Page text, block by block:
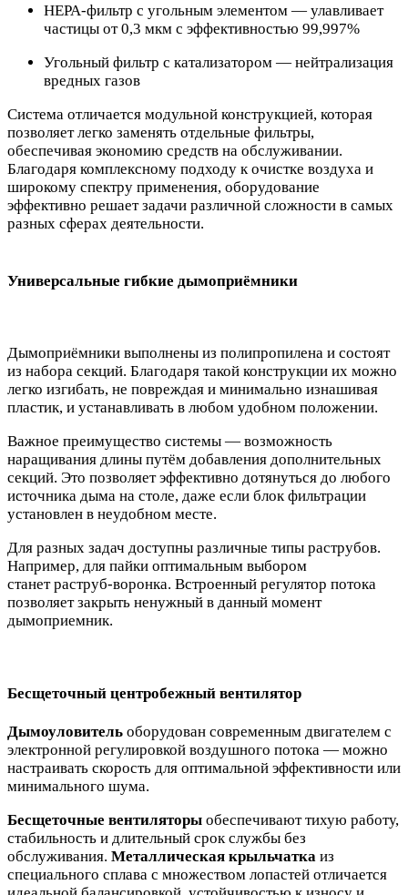
HEPA-фильтр с угольным элементом — улавливает
частицы от 0,3 мкм с эффективностью 99,997%
Угольный фильтр с катализатором — нейтрализация
вредных газов
Система отличается модульной конструкцией, которая
позволяет легко заменять отдельные фильтры,
обеспечивая экономию средств на обслуживании.
Благодаря комплексному подходу к очистке воздуха и
широкому спектру применения, оборудование
эффективно решает задачи различной сложности в самых
разных сферах деятельности.
Универсальные гибкие дымоприёмники
Дымоприёмники выполнены из полипропилена и состоят
из набора секций. Благодаря такой конструкции их можно
легко изгибать, не повреждая и минимально изнашивая
пластик, и устанавливать в любом удобном положении.
Важное преимущество системы — возможность
наращивания длины путём добавления дополнительных
секций. Это позволяет эффективно дотянуться до любого
источника дыма на столе, даже если блок фильтрации
установлен в неудобном месте.
Для разных задач доступны различные типы раструбов.
Например, для пайки оптимальным выбором
станет раструб-воронка. Встроенный регулятор потока
позволяет закрыть ненужный в данный момент
дымоприемник.
Бесщеточный центробежный вентилятор
Дымоуловитель оборудован современным двигателем с
электронной регулировкой воздушного потока — можно
настраивать скорость для оптимальной эффективности или
минимального шума.
Бесщеточные вентиляторы обеспечивают тихую работу,
стабильность и длительный срок службы без
обслуживания. Металлическая крыльчатка из
специального сплава с множеством лопастей отличается